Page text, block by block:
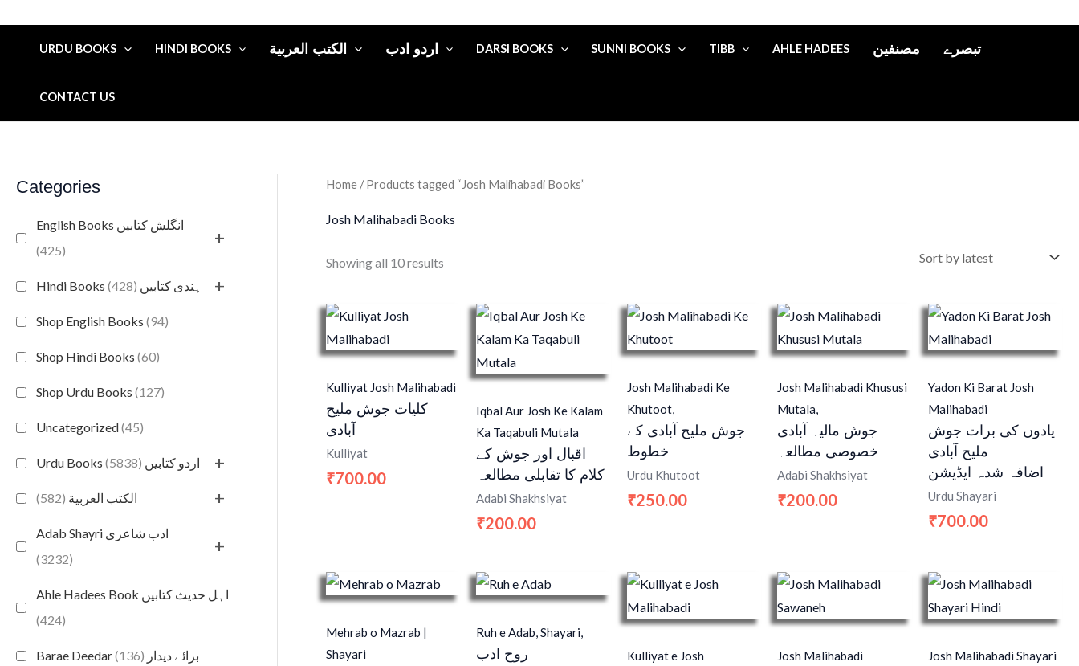
URDU BOOKS HINDI BOOKS الكتب العربية اردو ادب DARSI BOOKS SUNNI BOOKS TIBB AHLE HADEES مصنفین تبصرے
CONTACT US
Categories
English Books انگلش کتابیں
(425)
+
Hindi Books ہندی کتابیں (428) +
Shop English Books (94)
Shop Hindi Books (60)
Shop Urdu Books (127)
Uncategorized(45)
Urdu Books اردو کتابیں (5838) +
الكتب العربية (582) +
Adab Shayri ادب شاعری
(3232)
+
Ahle Hadees Book اہل حدیث کتابیں
(424)
Barae Deedar برائے دیدار (136)
Home / Products tagged “Josh Malihabadi Books”
Josh Malihabadi Books
Showing all 10 results
Kulliyat Josh Malihabadi
کلیات جوش ملیح
آبادی
Kulliyat
₹700.00
Iqbal Aur Josh Ke Kalam
Ka Taqabuli Mutala
اقبال اور جوش کے
کلام کا تقابلی مطالعہ
Adabi Shakhsiyat
₹200.00
Josh Malihabadi Ke
Khutoot,
جوش ملیح آبادی کے
خطوط
Urdu Khutoot
₹250.00
Josh Malihabadi Khususi
Mutala,
جوش مالیہ آبادی
خصوصی مطالعہ
Adabi Shakhsiyat
₹200.00
Yadon Ki Barat Josh
Malihabadi
یادوں کی برات جوش
ملیح آبادی
اضافہ شدہ ایڈیشن
Urdu Shayari
₹700.00
Mehrab o Mazrab |
Shayari
Ruh e Adab, Shayari,
روح ادب
Kulliyat e Josh
Josh Malihabadi
Josh Malihabadi Shayari